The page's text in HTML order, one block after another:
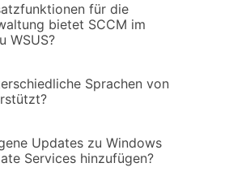
für die
bietet SCCM im
WSUS?
Sprachen von
Updates zu Windows
Services hinzufügen?